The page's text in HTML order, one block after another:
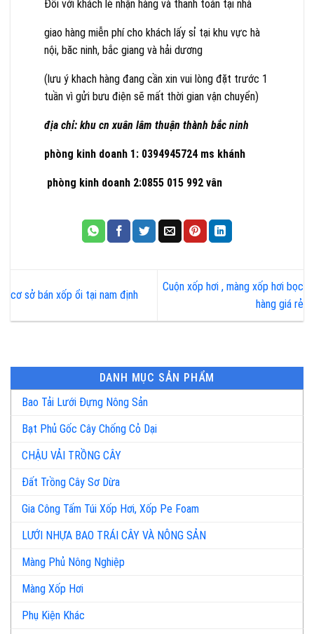
Đối với khách lẻ nhận hàng và thanh toán tại nhà
giao hàng miễn phí cho khách lấy sỉ tại khu vực hà
nội, băc ninh, bắc giang và hải dương
(lưu ý khach hàng đang cần xin vui lòng đặt trước 1
tuần vì gửi bưu điện sẽ mất thời gian vận chuyển)
địa chỉ: khu cn xuân lâm thuận thành bắc ninh
phòng kinh doanh 1: 0394945724 ms khánh
phòng kinh doanh 2:0855 015 992 vân
cơ sở bán xốp ổi tại nam định
Cuộn xốp hơi , màng xốp hơi bọc
hàng giá rẻ
DANH MỤC SẢN PHẨM
Bao Tải Lưới Đựng Nông Sản
Bạt Phủ Gốc Cây Chống Cỏ Dại
CHẬU VẢI TRỒNG CÂY
Đất Trồng Cây Sơ Dừa
Gia Công Tấm Túi Xốp Hơi, Xốp Pe Foam
LƯỚI NHỰA BAO TRÁI CÂY VÀ NÔNG SẢN
Màng Phủ Nông Nghiệp
Màng Xốp Hơi
Phụ Kiện Khác